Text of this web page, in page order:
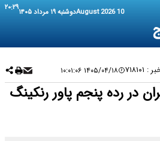
10 August 2026 دوشنبه ۱۹ مرداد ۱۴۰۵ ۲۰:۲۹
: ۷۱۸۱۰۱ ۱۴۰۵/۰۴/۱۸ ۱۰:۰۱:۰۶
در رده پنجم پاور رنکینگ